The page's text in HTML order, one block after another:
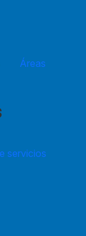
Áreas
servicios